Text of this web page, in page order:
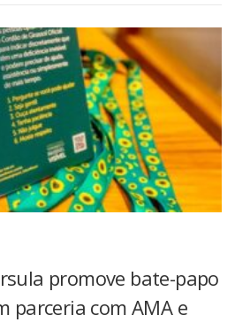
promove bate-papo
parceria com AMA e